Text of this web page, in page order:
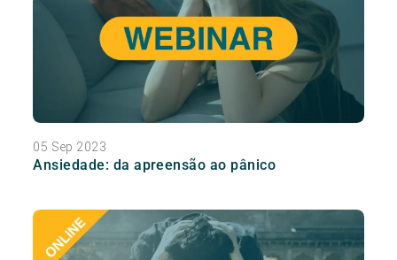
05 Sep 2023
Ansiedade: da apreensão ao pânico